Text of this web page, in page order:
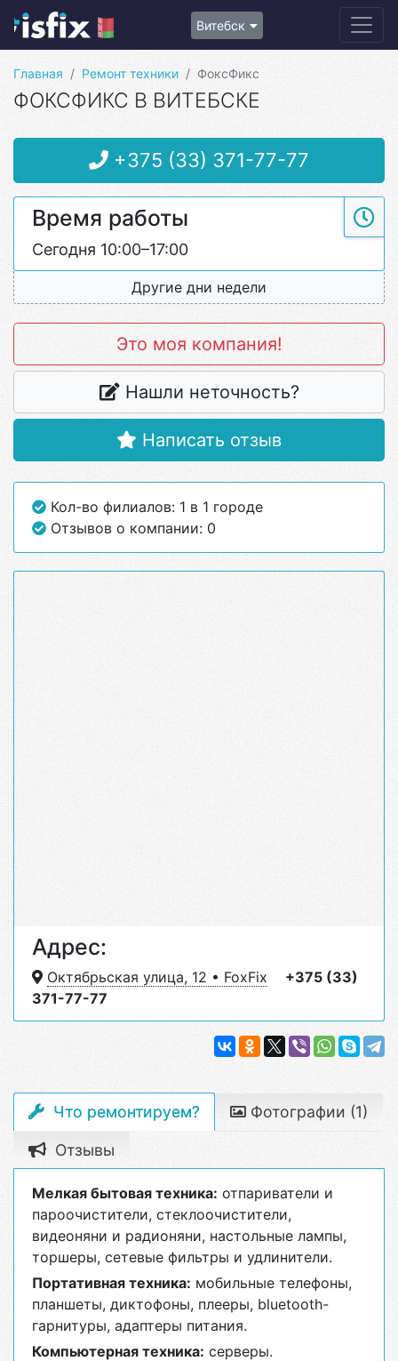
Витебск
Главная Ремонт техники ФоксФикс
ФОКСФИКС В ВИТЕБСКЕ
+375 (33) 371-77-77
Время работы
Сегодня 10:00–17:00
Другие дни недели
Это моя компания!
Нашли неточность?
Написать отзыв
Кол-во филиалов: 1 в 1 городе
Отзывов о компании: 0
Адрес:
Октябрьская улица, 12 • FoxFix
+375 (33)
371-77-77
Что ремонтируем? Фотографии (1)
Отзывы
Мелкая бытовая техника: отпариватели и
пароочистители, стеклоочистители,
видеоняни и радионяни, настольные лампы,
торшеры, сетевые фильтры и удлинители.
Портативная техника: мобильные телефоны,
планшеты, диктофоны, плееры, bluetooth-
гарнитуры, адаптеры питания.
Компьютерная техника: серверы.